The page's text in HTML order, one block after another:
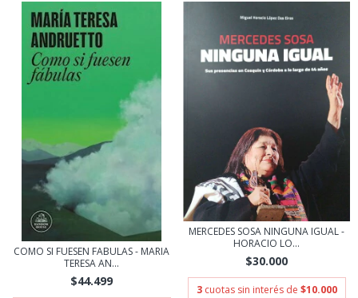
COMO SI FUESEN FABULAS - MARIA
TERESA AN...
$44.499
MERCEDES SOSA NINGUNA IGUAL -
HORACIO LO...
$30.000
3 cuotas sin interés de $10.000